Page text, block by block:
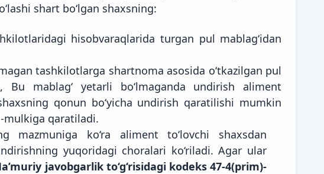
shart bo‘lgan shaxsning:
hisobvaraqlarida turgan pul mablag‘idan
tashkilotlarga shartnoma asosida o‘tkazilgan pul
Bu mablag‘ yetarli bo‘lmaganda undirish aliment
qonun bo‘yicha undirish qaratilishi mumkin
mulkiga qaratiladi.
mazmuniga ko‘ra aliment to‘lovchi shaxsdan
yuqoridagi choralari ko‘riladi. Agar ular
javobgarlik to‘g‘risidagi kodeks 47-4(prim)-